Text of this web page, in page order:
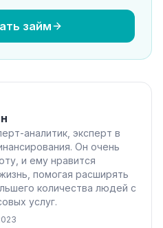
займ
аналитик, эксперт в
Он очень
и ему нравится
помогая расширять
количества людей с
услуг.